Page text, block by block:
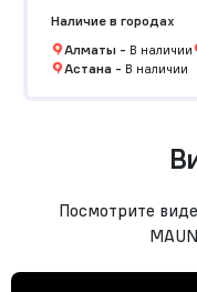
Наличие в городах
Алматы- В наличии
Астана- В наличии
Посмотрите